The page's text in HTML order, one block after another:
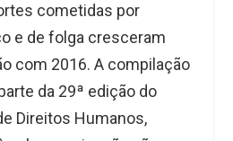
cometidas por
e de folga cresceram
com 2016. A compilação
da 29ª edição do
Direitos Humanos,